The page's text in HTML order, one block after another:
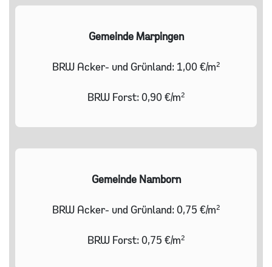
Gemeinde Marpingen
BRW Acker- und Grünland: 1,00 €/m²
BRW Forst: 0,90 €/m²
Gemeinde Namborn
BRW Acker- und Grünland: 0,75 €/m²
BRW Forst: 0,75 €/m²